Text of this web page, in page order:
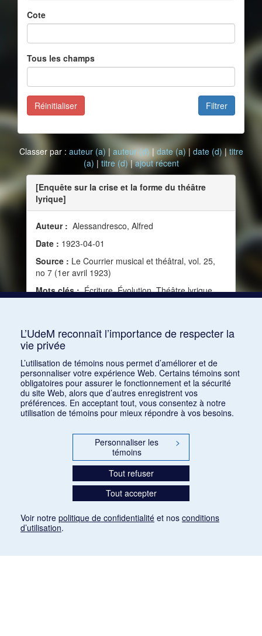
Cote
Tous les champs
Filtrer
Réinitialiser
Classer par : auteur (a) | auteur (d) | date (a)| date (d)|titre
(a) | titre (d)|ajout récent
[Enquête sur la crise et la forme du théâtre
lyrique]
Auteur : Alessandresco, Alfred
Date : 1923-04-01
Source : Le Courrier musical et théâtral, vol. 25,
no 7 (1er avril 1923)
Mots clés :Écriture, Évolution, Théâtre lyrique,
L’UdeM reconnaît l’importance de respecter la
vie privée
L’utilisation de témoins nous permet d’améliorer et de
personnaliser votre expérience Web. Certains témoins sont
obligatoires pour assurer le fonctionnement et la sécurité
du site Web, alors que d’autres enregistrent vos
préférences. En acceptant tout, vous consentez à notre
utilisation de témoins pour mieux répondre à vos besoins.
Personnaliser les
témoins
>
Tout refuser
Tout accepter
Voir notre politique de confidentialité et nos conditions
d’utilisation.